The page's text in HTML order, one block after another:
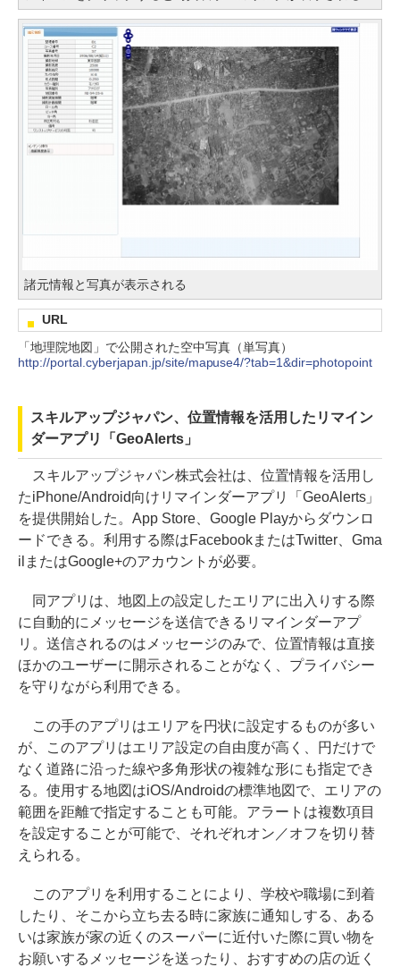
諸元情報と写真が表示される
URL
「地理院地図」で公開された空中写真（単写真）
http://portal.cyberjapan.jp/site/mapuse4/?tab=1&dir=photopoint
スキルアップジャパン、位置情報を活用したリマイン
ダーアプリ「GeoAlerts」
スキルアップジャパン株式会社は、位置情報を活用し
たiPhone/Android向けリマインダーアプリ「GeoAlerts」
を提供開始した。App Store、Google Playからダウンロ
ードできる。利用する際はFacebookまたはTwitter、Gma
ilまたはGoogle+のアカウントが必要。
同アプリは、地図上の設定したエリアに出入りする際
に自動的にメッセージを送信できるリマインダーアプ
リ。送信されるのはメッセージのみで、位置情報は直接
ほかのユーザーに開示されることがなく、プライバシー
を守りながら利用できる。
この手のアプリはエリアを円状に設定するものが多い
が、このアプリはエリア設定の自由度が高く、円だけで
なく道路に沿った線や多角形状の複雑な形にも指定でき
る。使用する地図はiOS/Androidの標準地図で、エリアの
範囲を距離で指定することも可能。アラートは複数項目
を設定することが可能で、それぞれオン／オフを切り替
えられる。
このアプリを利用することにより、学校や職場に到着
したり、そこから立ち去る時に家族に通知しする、ある
いは家族が家の近くのスーパーに近付いた際に買い物を
お願いするメッセージを送ったり、おすすめの店の近く